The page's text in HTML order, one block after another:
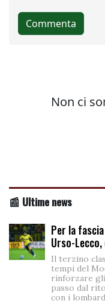
📰 Ultime news
Per la
Urso-
Il terzino
tempi del
rinforzare
passo dal
con i